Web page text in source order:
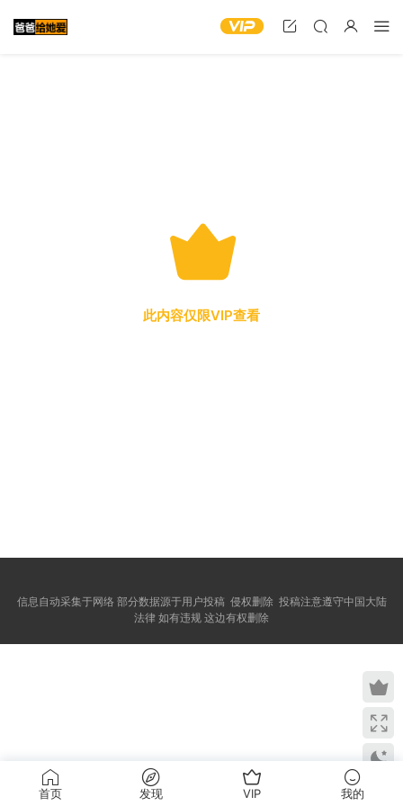
此内容仅限VIP查看
信息自动采集于网络 部分数据源于用户投稿 侵权删除 投稿注意遵守中国大陆
法律 如有违规 这边有权删除
首页 发现 VIP 我的